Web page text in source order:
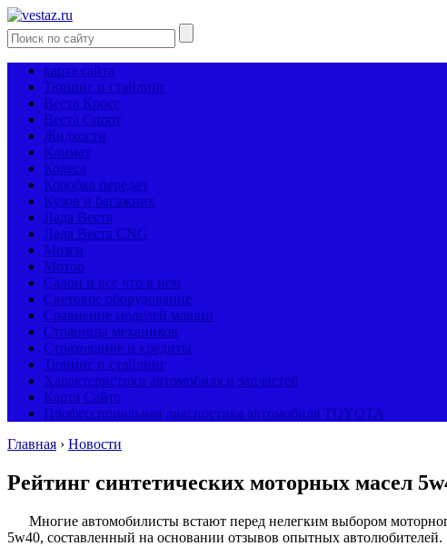
карта сайта
Тюнинг и стайлинг
Веста Кросс
Веста Спорт
Жидкости
Климат
Колеса
Коробка передач
Кузов и багажник
Лада Веста
Лада Веста CNG
Мозги
Мотор
Салон и все что в нем
Световое оборудование
Сравнение моделей машин
Страницы механиков
Страхование и кредиты
Тюнинг и стайлинг
Характеристики автомобиля и запчастей
Карта Сайта
Профессиональная диагностика автомобиля TOYOTA
Главная › Новости
Рейтинг синтетических моторных масел
Многие автомобилисты встают перед нелегким выбором
5w40, составленный на основании отзывов опытных автолюбителей.